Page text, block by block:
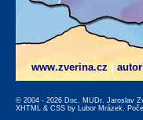
www.zverina.cz
© 2004 - 2026 Doc. MUDr. Jaroslav
XHTML & CSS by Lubor Mrázek.